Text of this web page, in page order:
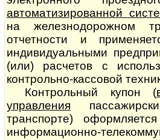
автоматизированной
на железнодорожном
отчетности и
индивидуальными
(или) расчетов с
контрольно-кассовой
Контрольный купон (
управления
транспорте)
информационно-